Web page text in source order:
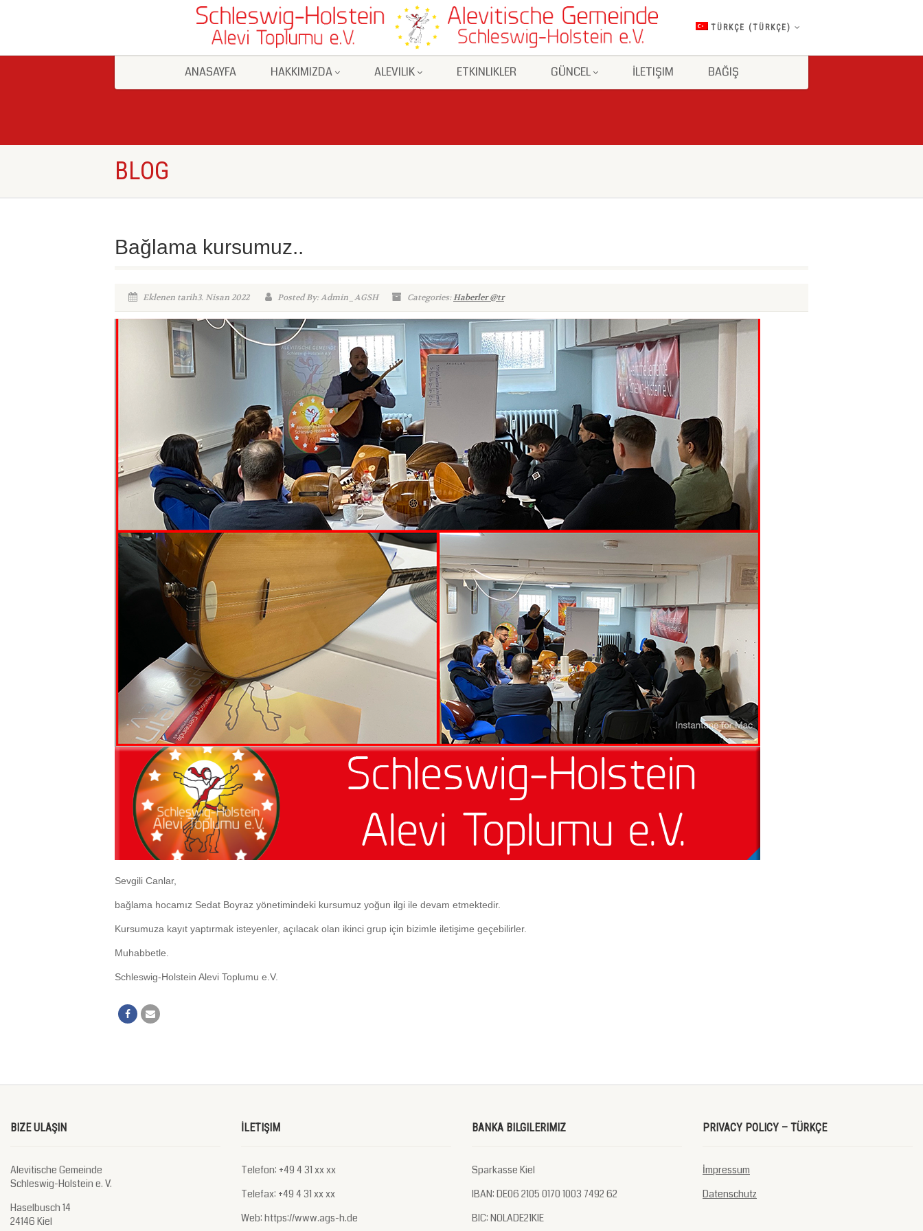
TÜRKÇE (TÜRKÇE )
ANASAYFA HAKKIMIZDA ALEVILIK ETKINLIKLER GÜNCEL İLETIŞIM BAĞIŞ
BLOG
Bağlama kursumuz..
Eklenen tarih3. Nisan 2022 Posted By: Admin_AGSH Categories:Haberler @tr
Sevgili Canlar,
bağlama hocamız Sedat Boyraz yönetimindeki kursumuz yoğun ilgi ile devam etmektedir.
Kursumuza kayıt yaptırmak isteyenler, açılacak olan ikinci grup için bizimle iletişime geçebilirler.
Muhabbetle.
Schleswig-Holstein Alevi Toplumu e.V.
BIZE ULAŞIN
Alevitische Gemeinde
Schleswig-Holstein e. V.
Haselbusch 14
24146 Kiel
İLETIŞIM
Telefon: +49 4 31 xx xx
Telefax: +49 4 31 xx xx
Web: https://www.ags-h.de
BANKA BILGILERIMIZ
Sparkasse Kiel
IBAN: DE06 2105 0170 1003 7492 62
BIC: NOLADE21KIE
PRIVACY POLICY – TÜRKÇE
İmpressum
Datenschutz